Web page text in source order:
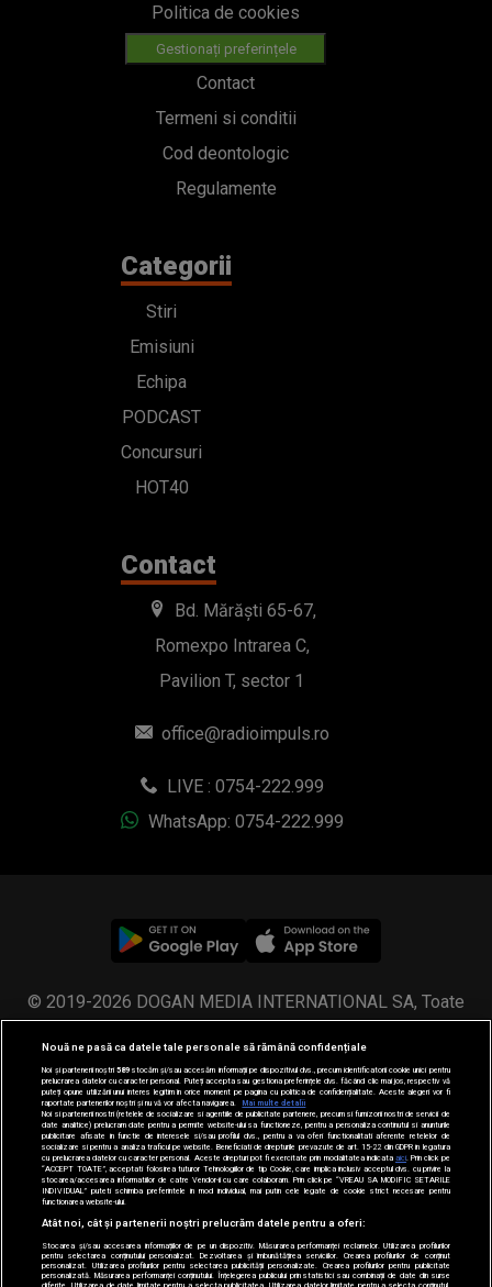
Politica de cookies
Gestionați preferințele
Contact
Termeni si conditii
Cod deontologic
Regulamente
Categorii
Stiri
Emisiuni
Echipa
PODCAST
Concursuri
HOT40
Contact
Bd. Mărăști 65-67,
Romexpo Intrarea C,
Pavilion T, sector 1
office@radioimpuls.ro
LIVE : 0754-222.999
WhatsApp: 0754-222.999
© 2019-2026 DOGAN MEDIA INTERNATIONAL SA, Toate
drepturile rezervate.
Nouă ne pasă ca datele tale personale să rămână confidențiale
Noi și partenerii noștri589stocăm și/sau accesăm informații pe dispozitivul dvs., precum identificatorii cookie unici pentru
prelucrarea datelor cu caracter personal. Puteți accepta sau gestiona preferințele dvs. făcând clic mai jos, respectiv vă
puteți opune utilizării unui interes legitim în orice moment pe pagina cu politica de confidențialitate. Aceste alegeri vor fi
raportate partenerilor noștri și nu vă vor afecta navigarea.
Mai multe detalii
Noi si partenerii nostri (retelele de socializare si agentiile de publicitate partenere, precum si furnizorii nostri de servicii de
date analitice) prelucram date pentru a permite website-ului sa functioneze, pentru a personaliza continutul si anunturile
publicitare afisate in functie de interesele si/sau profilul dvs., pentru a va oferi functionalitati aferente retelelor de
socializare si pentru a analiza traficul pe website. Beneficiati de drepturile prevazute de art. 15-22 din GDPR in legatura
cu prelucrarea datelor cu caracter personal. Aceste drepturi pot fi exercitate prin modalitatea indicataaici . Prin click pe
“ACCEPT TOATE”, acceptati folosirea tuturor Tehnologiilor de tip Cookie, care implica inclusiv acceptul dvs. cu privire la
stocarea/accesarea informatiilor de catre Vendor-ii cu care colaboram. Prin click pe “VREAU SA MODIFIC SETARILE
INDIVIDUAL” puteti schimba preferintele in mod individual, mai putin cele legate de cookie strict necesare pentru
functionarea website-ului.
Atât noi, cât și partenerii noștri prelucrăm datele pentru a oferi:
Stocarea și/sau accesarea informațiilor de pe un dispozitiv. Măsurarea performanței reclamelor. Utilizarea profilurilor
pentru selectarea conținutului personalizat. Dezvoltarea și îmbunătățirea serviciilor. Crearea profilurilor de conținut
personalizat. Utilizarea profilurilor pentru selectarea publicității personalizate. Crearea profilurilor pentru publicitate
personalizată. Măsurarea performanței conținutului. Înțelegerea publicului prin statistici sau combinații de date din surse